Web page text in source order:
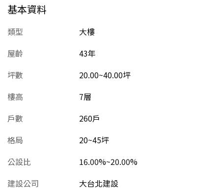
基本資料
類型
大樓
屋齡
43年
坪數
20.00~40.00坪
樓高
7層
戶數
260戶
格局
20~45坪
公設比
16.00%~20.00%
建設公司
大台北建設